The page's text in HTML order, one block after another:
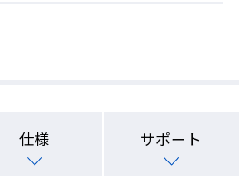
仕様 サポート